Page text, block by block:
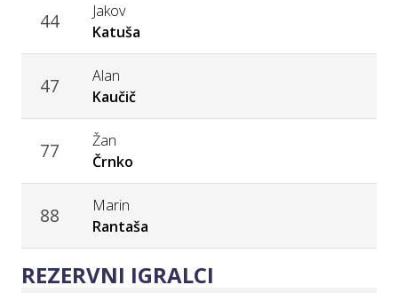
44
Jakov
Katuša
47
Alan
Kaučič
77
Žan
Črnko
88
Marin
Rantaša
REZERVNI IGRALCI